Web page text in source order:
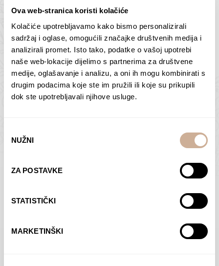
Ova web-stranica koristi kolačiće
Kolačiće upotrebljavamo kako bismo personalizirali
sadržaj i oglase, omogućili značajke društvenih medija i
analizirali promet. Isto tako, podatke o vašoj upotrebi
naše web-lokacije dijelimo s partnerima za društvene
medije, oglašavanje i analizu, a oni ih mogu kombinirati s
drugim podacima koje ste im pružili ili koje su prikupili
dok ste upotrebljavali njihove usluge.
pristanka
NUŽNI
ZA POSTAVKE
STATISTIČKI
MARKETINŠKI
Butan – ljudi 2
75,00€ – 138,00€Raspon
cijena:
od
75,00 €
138,00 €
ODABERI OPCIJE
Antarktika – krajolik
2
75,00€ – 138,00€Raspon
cijena:
od
ODABERI OPCIJE
Dolac
ODABERI OPCIJE
Moreškanti – sjena
€Raspon
od
75,00 €
do
138,00 €
ODABERI OPCIJE
POGLEDAJTE SVE PROIZVODE U OVOJ KATEGORIJI